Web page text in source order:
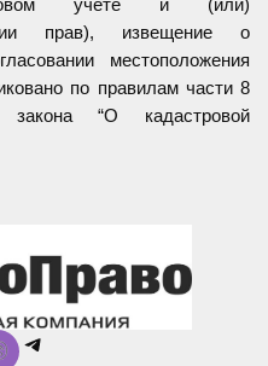
прав), извещение о
местоположения
по правилам части 8
“О кадастровой
Telegram